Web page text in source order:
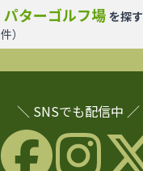
パターゴルフ場 を探す
件）
＼ SNSでも配信中 ／